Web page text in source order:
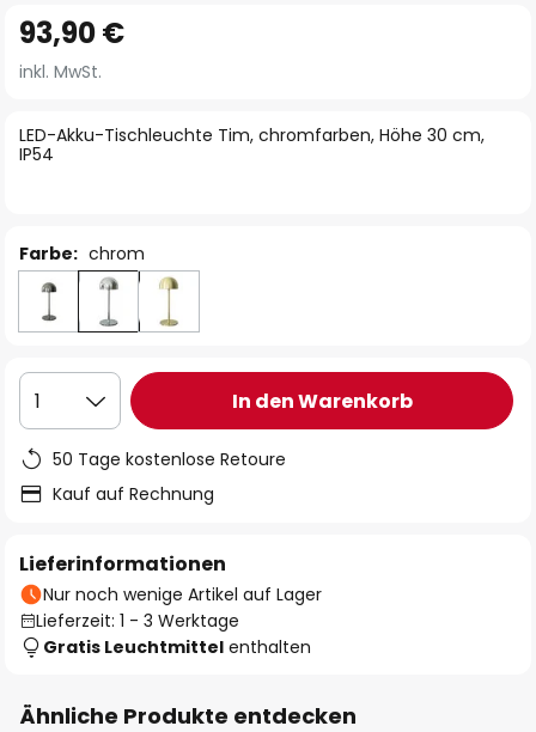
Anfang
der
springen
LED-Akku-Tischleuchte Tim, chromfarben, Höhe 30 cm,
IP54
93,90 €
inkl. MwSt.
Farbe: chrom
1 In den Warenkorb
50 Tage kostenlose Retoure
Kauf auf Rechnung
Lieferinformationen
Nur noch wenige Artikel auf Lager
Lieferzeit: 1 - 3 Werktage
Gratis Leuchtmittel enthalten
Ähnliche Produkte entdecken